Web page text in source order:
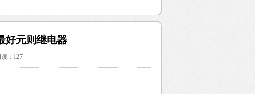
好元则继电器
读：127